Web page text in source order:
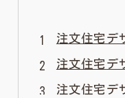
注文住宅デ
注文住宅デ
注文住宅デ